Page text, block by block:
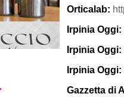
Orticalab:
Irpinia Oggi:
Irpinia Oggi:
Irpinia Oggi:
Gazzetta di